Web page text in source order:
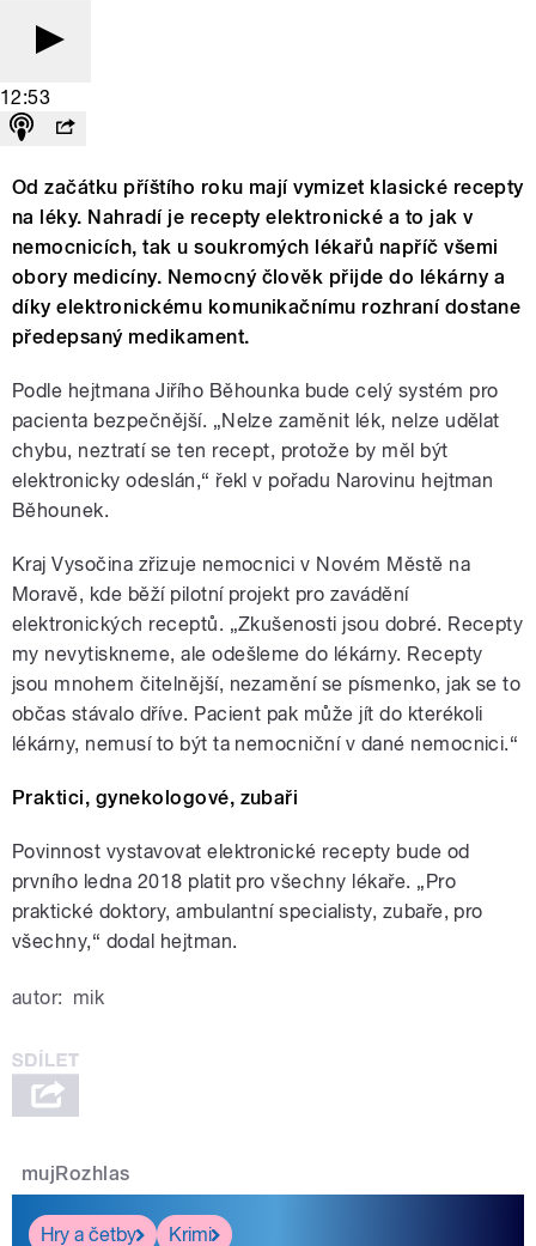
12:53
Od začátku příštího roku mají vymizet klasické recepty
na léky. Nahradí je recepty elektronické a to jak v
nemocnicích, tak u soukromých lékařů napříč všemi
obory medicíny. Nemocný člověk přijde do lékárny a
díky elektronickému komunikačnímu rozhraní dostane
předepsaný medikament.
Podle hejtmana Jiřího Běhounka bude celý systém pro
pacienta bezpečnější. „Nelze zaměnit lék, nelze udělat
chybu, neztratí se ten recept, protože by měl být
elektronicky odeslán,“ řekl v pořadu Narovinu hejtman
Běhounek.
Kraj Vysočina zřizuje nemocnici v Novém Městě na
Moravě, kde běží pilotní projekt pro zavádění
elektronických receptů. „Zkušenosti jsou dobré. Recepty
my nevytiskneme, ale odešleme do lékárny. Recepty
jsou mnohem čitelnější, nezamění se písmenko, jak se to
občas stávalo dříve. Pacient pak může jít do kterékoli
lékárny, nemusí to být ta nemocniční v dané nemocnici.“
Praktici, gynekologové, zubaři
Povinnost vystavovat elektronické recepty bude od
prvního ledna 2018 platit pro všechny lékaře. „Pro
praktické doktory, ambulantní specialisty, zubaře, pro
všechny,“ dodal hejtman.
autor: mik
mujRozhlas
Hry a četby Krimi